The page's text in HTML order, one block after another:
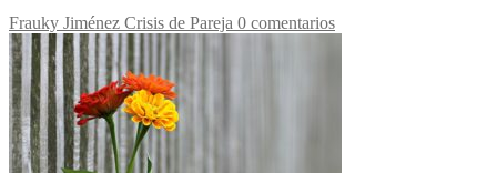
Frauky Jiménez Crisis de Pareja 0 comentarios